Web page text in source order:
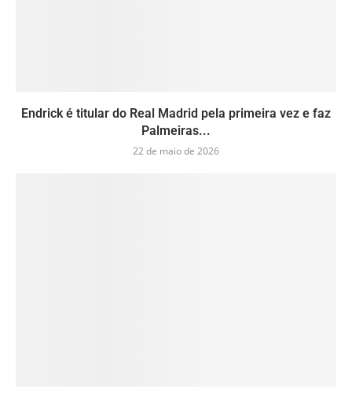
Endrick é titular do Real Madrid pela primeira vez e faz
Palmeiras...
22 de maio de 2026